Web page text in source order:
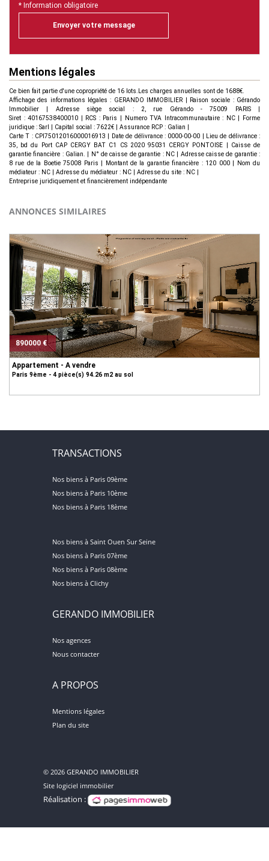
* Information obligatoire
Envoyer votre message
Mentions légales
Ce bien fait partie d'une copropriété de 16 lots.Les charges annuelles sont de 1688€.
Affichage des informations légales : GERANDO IMMOBILIER | Raison sociale : Gérando
Immobilier | Adresse siège social : 2, rue Gérando - 75009 PARIS |
Siret : 40167538400010 | RCS : Paris | Numero TVA Intracommunautaire : NC | Forme
juridique : Sarl | Capital social : 7622€ | Assurance RCP : Galian |
Carte T : CPI75012016000016913 | Date de délivrance : 0000-00-00 | Lieu de délivrance :
35, bd du Port CAP CERGY BAT C1 CS 2020 95031 CERGY PONTOISE | Caisse de
garantie financière : Galian. | N° de caisse de garantie : NC | Adresse caisse de garantie :
8 rue de la Boetie 75008 Paris | Montant de la garantie financière : 120 000 | Nom du
médiateur : NC | Adresse du médiateur : NC | Adresse du site : NC |
Entreprise juridiquement et financièrement indépendante
ANNONCES SIMILAIRES
890000 €
Appartement - A vendre
Paris 9ème - 4 pièce(s) 94.26 m2 au sol
TRANSACTIONS
Nos biens à Paris 09ème
Nos biens à Paris 10ème
Nos biens à Paris 18ème
Nos biens à Saint Ouen Sur Seine
Nos biens à Paris 07ème
Nos biens à Paris 08ème
Nos biens à Clichy
GERANDO IMMOBILIER
Nos agences
Nous contacter
A PROPOS
Mentions légales
Plan du site
© 2026 GERANDO IMMOBILIER
Site logiciel immobilier
Réalisation :